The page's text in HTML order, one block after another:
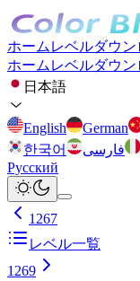
ホーム レベルダウン
ホーム レベルダウン
日本語
English German
한국어
فارسی
Русский
1267
レベル一覧
1269